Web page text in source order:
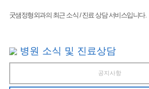
굿샘정형외과의 최근 소식 / 진료 상담 서비스입니다.
병원 소식 및 진료상담
공지사항